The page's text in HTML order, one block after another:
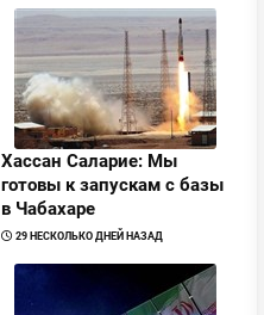
Хассан Саларие: Мы
готовы к запускам с базы
в Чабахаре
29 НЕСКОЛЬКО ДНЕЙ НАЗАД